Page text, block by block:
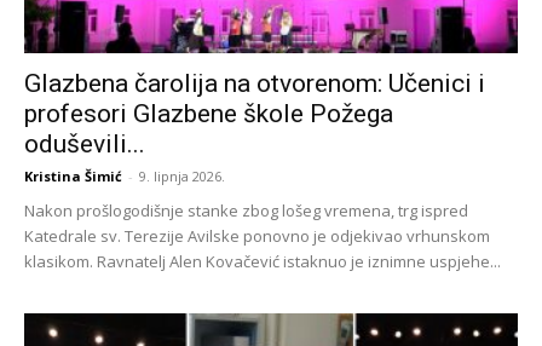
Glazbena čarolija na otvorenom: Učenici i
profesori Glazbene škole Požega
oduševili...
Kristina Šimić - 9. lipnja 2026.
Nakon prošlogodišnje stanke zbog lošeg vremena, trg ispred
Katedrale sv. Terezije Avilske ponovno je odjekivao vrhunskom
klasikom. Ravnatelj Alen Kovačević istaknuo je iznimne uspjehe...